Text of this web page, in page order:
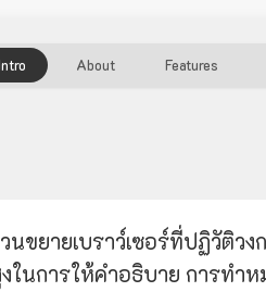
About Features
นขยายเบราว์เซอร์ที่ปฏิวัติว
ในการให้คำอธิบาย การทำห